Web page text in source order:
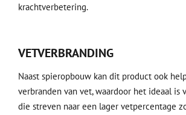
krachtverbetering.
VETVERBRANDING
Naast spieropbouw kan dit product ook
verbranden van vet, waardoor het ideaal is
die streven naar een lager vetpercentage